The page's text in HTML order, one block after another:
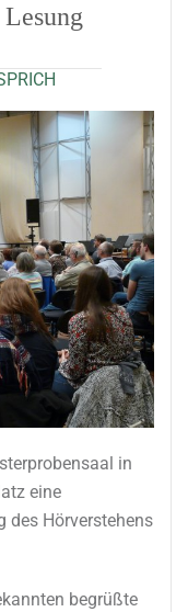
in
eine
des Hörverstehens
begrüßte